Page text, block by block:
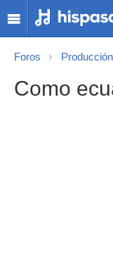
Foros
Como